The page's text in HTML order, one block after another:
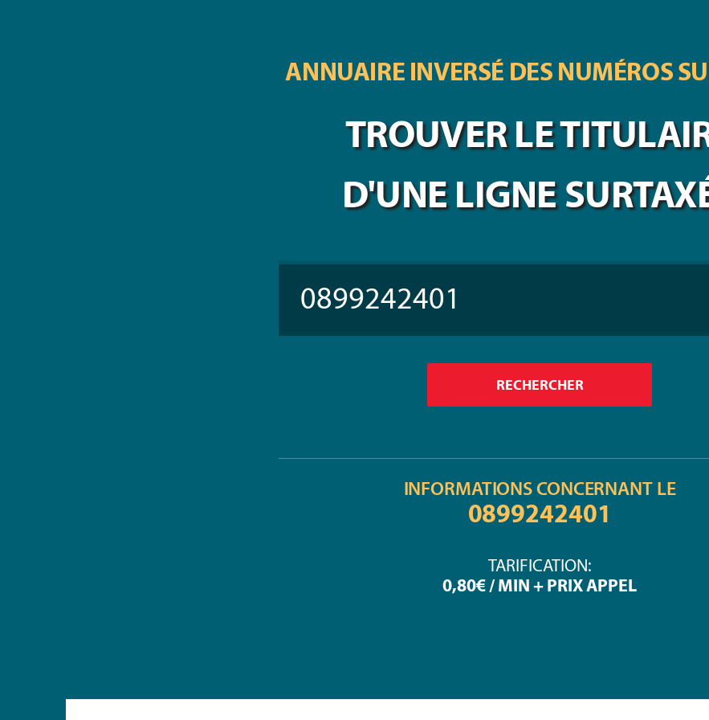
ANNUAIRE INVERSÉ DES NUMÉROS
TROUVER LE
D'UNE LIGNE
INFORMATIONS CONCERNANT LE
0899242401
TARIFICATION:
0,80€ / MIN + PRIX APPEL